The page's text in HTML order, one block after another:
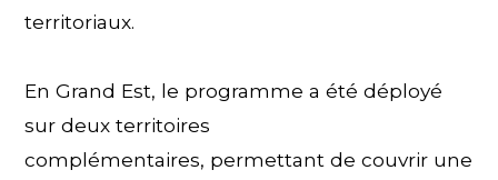
territoriaux.
En Grand Est, le programme a été déployé
sur deux territoires
complémentaires, permettant de couvrir une